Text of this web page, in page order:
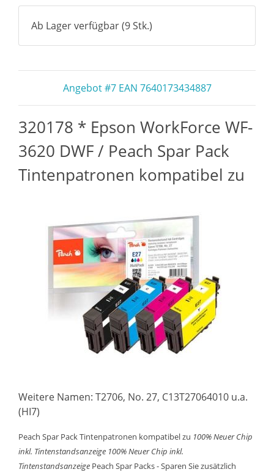
Ab Lager verfügbar (9 Stk.)
Angebot #7 EAN 7640173434887
320178 * Epson WorkForce WF-
3620 DWF / Peach Spar Pack
Tintenpatronen kompatibel zu
Weitere Namen: T2706, No. 27, C13T27064010 u.a.
(HI7)
Peach Spar Pack Tintenpatronen kompatibel zu 100% Neuer Chip
inkl. Tintenstandsanzeige 100% Neuer Chip inkl.
Tintenstandsanzeige Peach Spar Packs - Sparen Sie zusätzlich